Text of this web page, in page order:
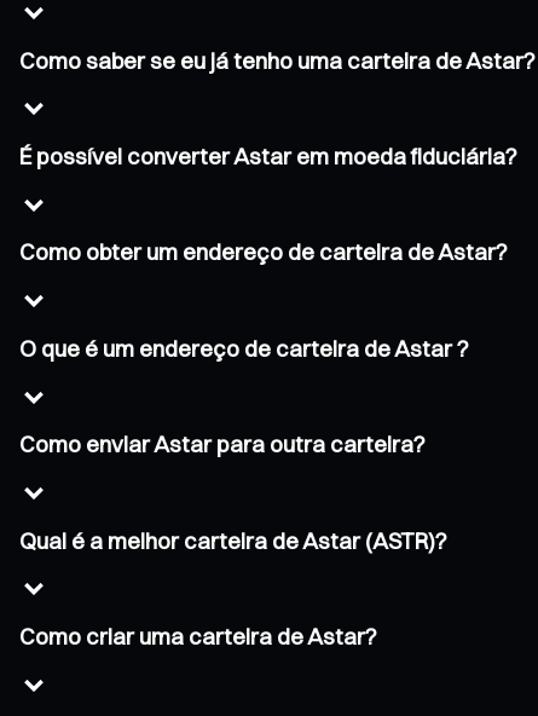
Como saber se eu já tenho uma carteira de Astar?
É possível converter Astar em moeda fiduciária?
Como obter um endereço de carteira de Astar?
O que é um endereço de carteira de Astar ?
Como enviar Astar para outra carteira?
Qual é a melhor carteira de Astar (ASTR)?
Como criar uma carteira de Astar?